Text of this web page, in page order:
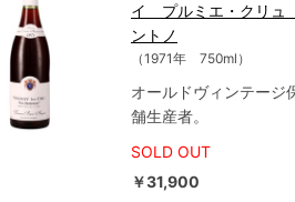
イ プルミエ・クリ
ントノ
（1971年 750ml）
オールドヴィンテージ
舗生産者。
SOLD OUT
￥31,900